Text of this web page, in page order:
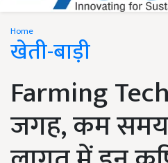
Home
खेती-बाड़ी
Farming
जगह, कम